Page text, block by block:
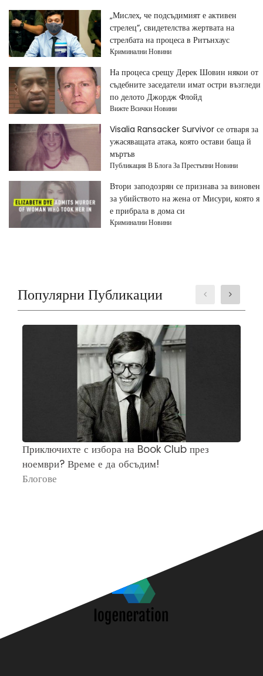
„Мислех, че подсъдимият е активен
стрелец“, свидетелства жертвата на
стрелбата на процеса в Ритънхаус
Криминални Новини
На процеса срещу Дерек Шовин някои от
съдебните заседатели имат остри възгледи
по делото Джордж Флойд
Вижте Всички Новини
Visalia Ransacker Survivor се отваря за
ужасяващата атака, която остави баща й
мъртъв
Публикация В Блога За Престъпни Новини
Втори заподозрян се признава за виновен
за убийството на жена от Мисури, която я
е прибрала в дома си
Криминални Новини
Популярни Публикации
Приключихте с избора на Book Club през
ноември? Време е да обсъдим!
Блогове